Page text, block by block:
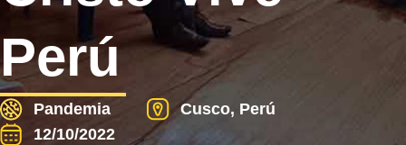
Perú
Pandemia
Cusco, Perú
12/10/2022